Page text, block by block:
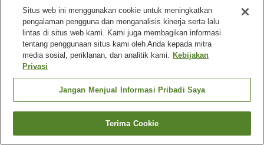
Fasilitas properti
Tempat parkir
Toko
Aula perjamuan
Pemandian udara terbuka
Beranda Jepang Kagoshima
Kota Ibusuki
Minshuku Unagi Kohan
Cari kamar
Situs web ini menggunakan cookie untuk meningkatkan
pengalaman pengguna dan menganalisis kinerja serta lalu
lintas di situs web kami. Kami juga membagikan informasi
tentang penggunaan situs kami oleh Anda kepada mitra
media sosial, periklanan, dan analitik kami. Kebijakan
Privasi
Jangan Menjual Informasi Pribadi Saya
Terima Cookie